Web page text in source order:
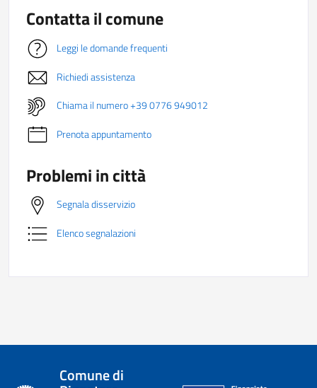
Contatta il comune
Leggi le domande frequenti
Richiedi assistenza
Chiama il numero +39 0776 949012
Prenota appuntamento
Problemi in città
Segnala disservizio
Elenco segnalazioni
Comune di